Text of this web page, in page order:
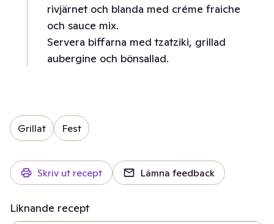
rivjärnet och blanda med créme fraiche
och sauce mix.
Servera biffarna med tzatziki, grillad
aubergine och bönsallad.
Grillat Fest
Skriv ut recept Lämna feedback
Liknande recept